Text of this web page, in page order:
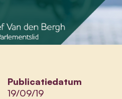
Publicatiedatum
19/09/19